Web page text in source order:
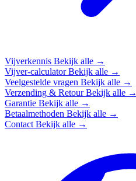
Vijverkennis Bekijk alle →
Vijver-calculatorBekijk alle →
Veelgestelde vragen Bekijk alle →
Verzending & RetourBekijk alle →
Garantie Bekijk alle →
Betaalmethoden Bekijk alle →
Contact Bekijk alle →